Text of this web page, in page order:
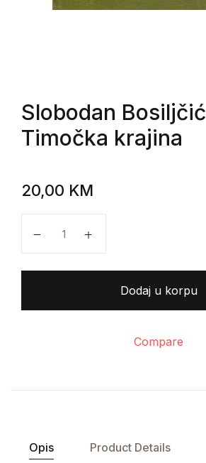
Slobodan Bosiljčić
Timočka krajina
20,00 KM
Dodaj u korpu
Compare
Opis Product Details